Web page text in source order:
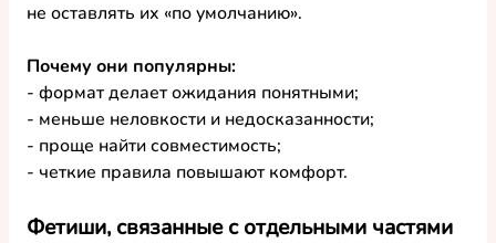
не оставлять их «по умолчанию».
Почему они популярны:
- формат делает ожидания понятными;
- меньше неловкости и недосказанности;
- проще найти совместимость;
- четкие правила повышают комфорт.
Фетиши, связанные с отдельными частями